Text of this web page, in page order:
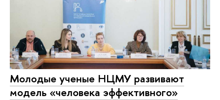
Молодые ученые НЦМУ развивают
модель «человека эффективного»